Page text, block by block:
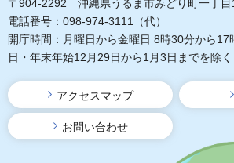
〒904-2292 沖縄県うるま市みどり町一丁目
電話番号：098-974-3111（代）
開庁時間：月曜日から金曜日 8時30分から17
日・年末年始12月29日から1月3日までを除く
アクセスマップ
お問い合わせ